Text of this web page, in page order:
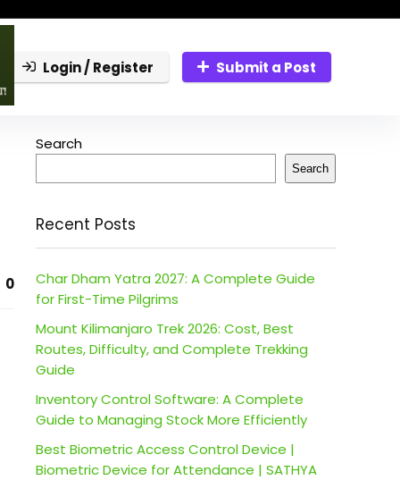
Login / Register Submit a Post
0
Search
Search
Recent Posts
Char Dham Yatra 2027: A Complete Guide
for First-Time Pilgrims
Mount Kilimanjaro Trek 2026: Cost, Best
Routes, Difficulty, and Complete Trekking
Guide
Inventory Control Software: A Complete
Guide to Managing Stock More Efficiently
Best Biometric Access Control Device |
Biometric Device for Attendance | SATHYA